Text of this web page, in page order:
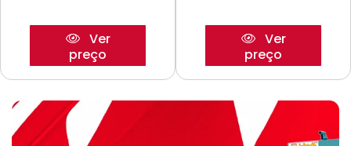
Ver
preço
Ver
preço